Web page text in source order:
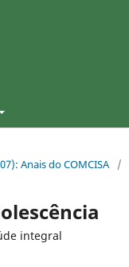
Anais do COMCISA /
integral